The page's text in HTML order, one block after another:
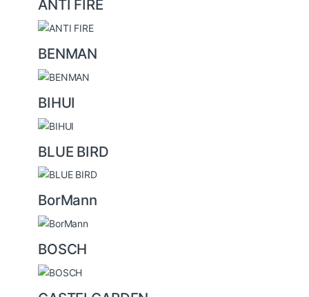
ANTI FIRE
BENMAN
BIHUI
BLUE BIRD
BorMann
BOSCH